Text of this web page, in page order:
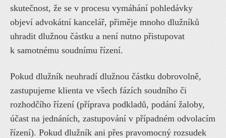
skutečnost, že se v procesu vymáhání pohledávky
objeví advokátní kancelář, přiměje mnoho dlužníků
uhradit dlužnou částku a není nutno přistupovat
k samotnému soudnímu řízení.
Pokud dlužník neuhradí dlužnou částku dobrovolně,
zastupujeme klienta ve všech fázích soudního či
rozhodčího řízení (příprava podkladů, podání žaloby,
účast na jednáních, zastupování v případném odvolacím
řízení). Pokud dlužník ani přes pravomocný rozsudek